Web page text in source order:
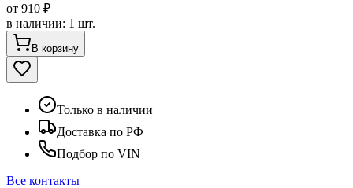
от 910 ₽
в наличии: 1 шт.
В корзину
Только в наличии
Доставка по РФ
Подбор по VIN
Все контакты